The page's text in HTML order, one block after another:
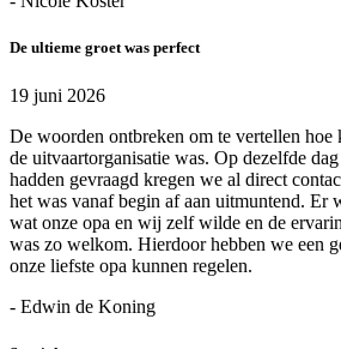
De ultieme groet was perfect
19 juni 2026
De woorden ontbreken om te vertellen hoe
de uitvaartorganisatie was. Op dezelfde
hadden gevraagd kregen we al direct
het was vanaf begin af aan uitmuntend. Er
wat onze opa en wij zelf wilde en de
was zo welkom. Hierdoor hebben we een
onze liefste opa kunnen regelen.
- Edwin de Koning